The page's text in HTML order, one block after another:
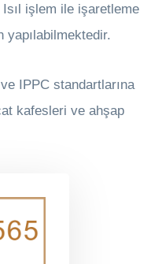
işlem ile işaretleme
yapılabilmektedir.
IPPC standartlarına
kafesleri ve ahşap